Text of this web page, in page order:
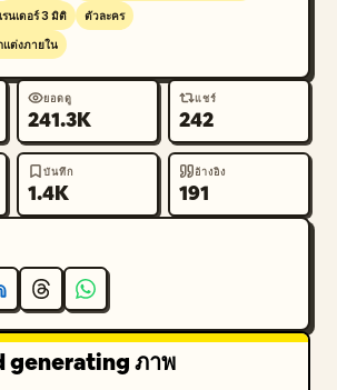
お月さまが見ていた、
การ์ดตั้งที่มีกรอบประดับด้วย
บบิ้น"},{"position":"หน้าหนังสือด้าน
いつか、だれかの心をあたためて
すてきなことがしたいな』その夢を、星
と見守っていました。","style":"หน้า
มลวดลายสีทองและข้อความเทพนิยาย"},
ริบบิ้นตรงกลางด้าน
むのものがた
เนอร์ริบบิ้นสีแดงม้วนขอบพาดผ่านขอบ
ปิด
จ้าหญิงตรงกลางในชุดสีแดง","ซุ้ม
มีดวงจันทร์และดวงดาวขนาดใหญ่อยู่ด้าน
รนเดอร์ 3 มิติ ตัวละคร
แต่งภายใน
ยอดดู
241.3K
แชร์
242
บันทึก
1.4K
อ้างอิง
191
generating ภาพ